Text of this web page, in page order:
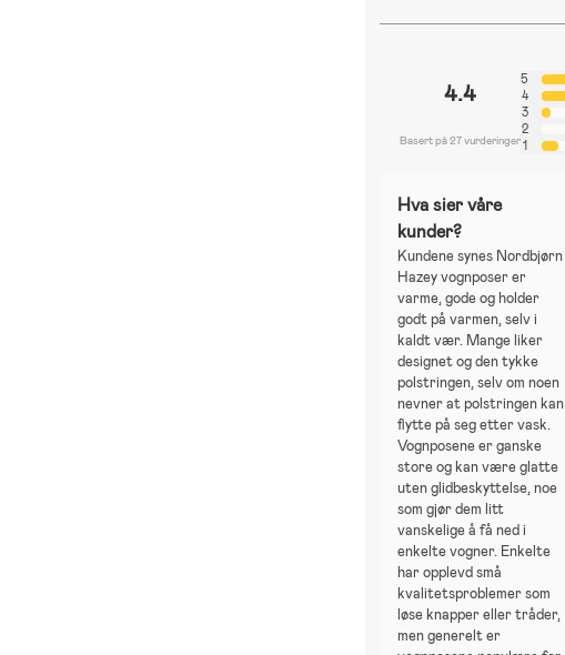
4.4
Basert på 27 vurderinger
5
4
3
2
1
Hva sier våre
kunder?
Kundene synes Nordbjørn
Hazey vognposer er
varme, gode og holder
godt på varmen, selv i
kaldt vær. Mange liker
designet og den tykke
polstringen, selv om noen
nevner at polstringen kan
flytte på seg etter vask.
Vognposene er ganske
store og kan være glatte
uten glidbeskyttelse, noe
som gjør dem litt
vanskelige å få ned i
enkelte vogner. Enkelte
har opplevd små
kvalitetsproblemer som
løse knapper eller tråder,
men generelt er